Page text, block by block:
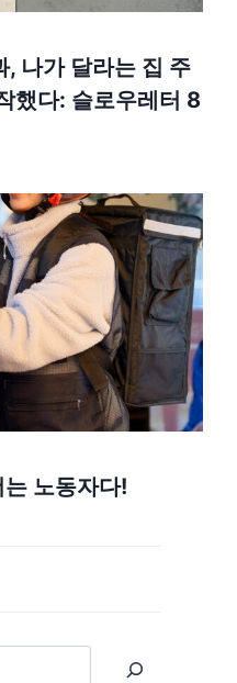
, 나가 달라는 집 주
했다: 슬로우레터 8
노동자다!